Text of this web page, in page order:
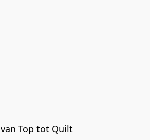
van Top tot Quilt